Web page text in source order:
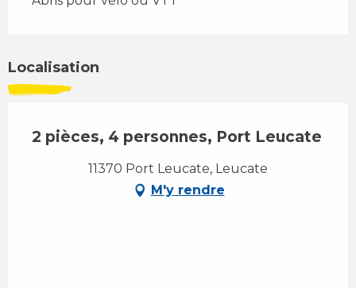
Localisation
2 pièces, 4 personnes, Port Leucate
11370 Port Leucate, Leucate
M'y rendre